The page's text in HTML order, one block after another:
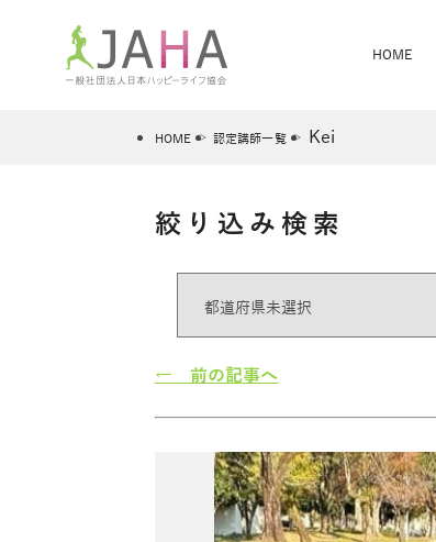
HOME
JAHAについて JAHAヨ
JAHA資格講座一覧
骨盤スリムヨガ®通信 ベビマ
ヨガレッスンカレンダー オンラ
骨盤スリムヨガ
HOME 認定講師一覧 Kei
絞り込み検索
← 前の記事へ